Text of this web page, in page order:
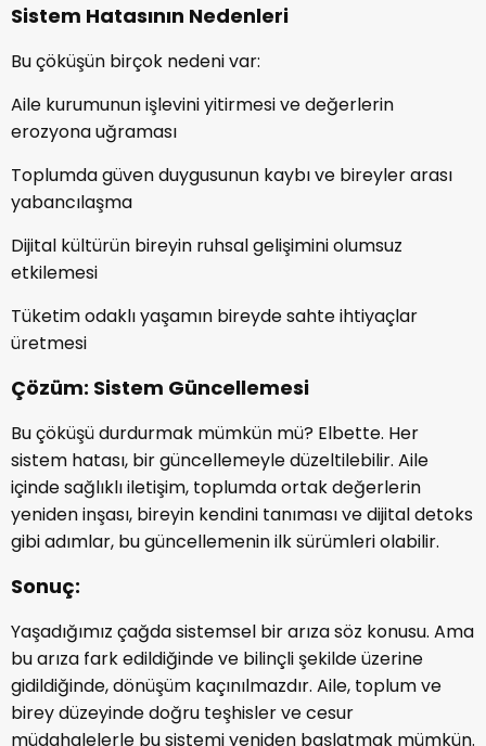
Sistem Hatasının Nedenleri
Bu çöküşün birçok nedeni var:
Aile kurumunun işlevini yitirmesi ve değerlerin
erozyona uğraması
Toplumda güven duygusunun kaybı ve bireyler arası
yabancılaşma
Dijital kültürün bireyin ruhsal gelişimini olumsuz
etkilemesi
Tüketim odaklı yaşamın bireyde sahte ihtiyaçlar
üretmesi
Çözüm: Sistem Güncellemesi
Bu çöküşü durdurmak mümkün mü? Elbette. Her
sistem hatası, bir güncellemeyle düzeltilebilir. Aile
içinde sağlıklı iletişim, toplumda ortak değerlerin
yeniden inşası, bireyin kendini tanıması ve dijital detoks
gibi adımlar, bu güncellemenin ilk sürümleri olabilir.
Sonuç:
Yaşadığımız çağda sistemsel bir arıza söz konusu. Ama
bu arıza fark edildiğinde ve bilinçli şekilde üzerine
gidildiğinde, dönüşüm kaçınılmazdır. Aile, toplum ve
birey düzeyinde doğru teşhisler ve cesur
müdahalelerle bu sistemi yeniden başlatmak mümkün.